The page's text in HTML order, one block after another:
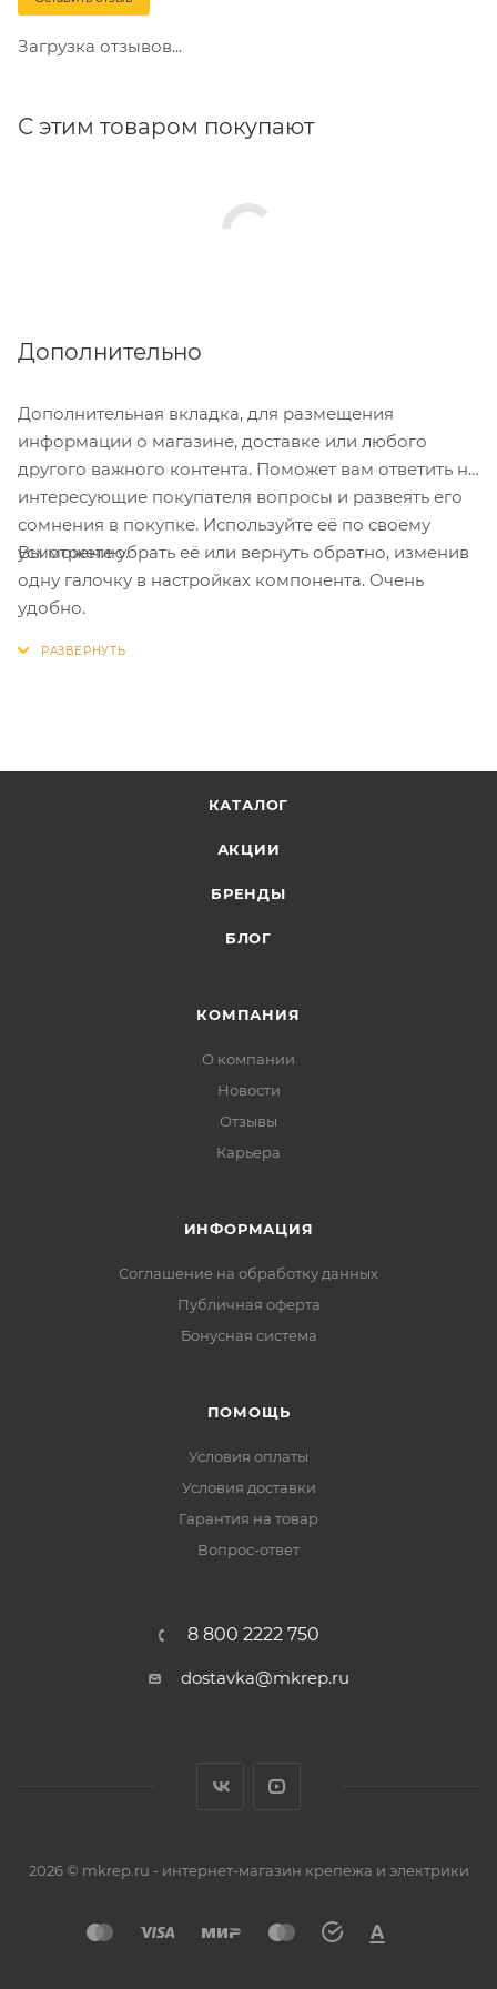
Загрузка отзывов...
С этим товаром покупают
Дополнительно
Дополнительная вкладка, для размещения
информации о магазине, доставке или любого
другого важного контента. Поможет вам ответить на
интересующие покупателя вопросы и развеять его
сомнения в покупке. Используйте её по своему
усмотрению.
Вы можете убрать её или вернуть обратно, изменив
одну галочку в настройках компонента. Очень
удобно.
КАТАЛОГ
АКЦИИ
БРЕНДЫ
БЛОГ
КОМПАНИЯ
О компании
Новости
Отзывы
Карьера
ИНФОРМАЦИЯ
Соглашение на обработку данных
Публичная оферта
Бонусная система
ПОМОЩЬ
Условия оплаты
Условия доставки
Гарантия на товар
Вопрос-ответ
8 800 2222 750
dostavka@mkrep.ru
2026 © mkrep.ru - интернет-магазин крепежа и электрики